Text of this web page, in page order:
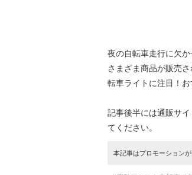
夜の自転車走行に欠
さまざま商品が販売
転車ライトに注目！お
記事後半には通販サ
てください。
本記事はプロモーション